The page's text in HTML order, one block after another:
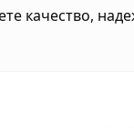
качество,